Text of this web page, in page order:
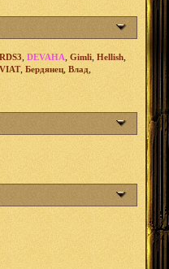
, DEVAHA, Gimli, Hellish,
, Бердянец, Влад,